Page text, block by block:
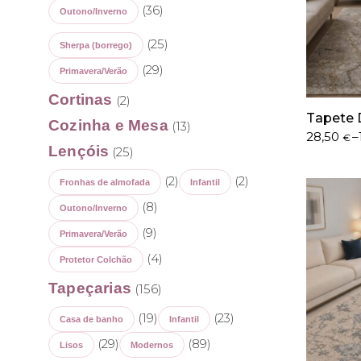
Tapete
28,50 €–
Price
through
137,50 €
Outono/Inverno (36)
Sherpa (borrego) (25)
Primavera/Verão (29)
Cortinas (2)
Cozinha e Mesa (13)
Lençóis (25)
Fronhas de almofada (2) Infantil (2)
Outono/Inverno (8)
Primavera/Verão (9)
Protetor Colchão (4)
Tapeçarias (156)
Casa de banho (19) Infantil (23)
Lisos (29) Modernos (89)